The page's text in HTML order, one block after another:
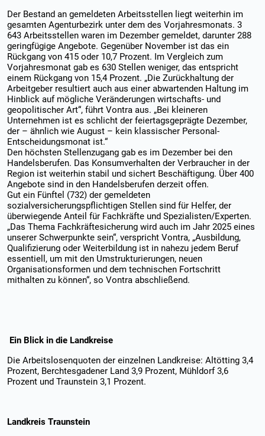
Der Bestand an gemeldeten Arbeitsstellen liegt weiterhin im
gesamten Agenturbezirk unter dem des Vorjahresmonats. 3
643 Arbeitsstellen waren im Dezember gemeldet, darunter 288
geringfügige Angebote. Gegenüber November ist das ein
Rückgang von 415 oder 10,7 Prozent. Im Vergleich zum
Vorjahresmonat gab es 630 Stellen weniger, das entspricht
einem Rückgang von 15,4 Prozent. „Die Zurückhaltung der
Arbeitgeber resultiert auch aus einer abwartenden Haltung im
Hinblick auf mögliche Veränderungen wirtschafts- und
geopolitischer Art“, führt Vontra aus. „Bei kleineren
Unternehmen ist es schlicht der feiertagsgeprägte Dezember,
der – ähnlich wie August – kein klassischer Personal-
Entscheidungsmonat ist.“
Den höchsten Stellenzugang gab es im Dezember bei den
Handelsberufen. Das Konsumverhalten der Verbraucher in der
Region ist weiterhin stabil und sichert Beschäftigung. Über 400
Angebote sind in den Handelsberufen derzeit offen.
Gut ein Fünftel (732) der gemeldeten
sozialversicherungspflichtigen Stellen sind für Helfer, der
überwiegende Anteil für Fachkräfte und Spezialisten/Experten.
„Das Thema Fachkräftesicherung wird auch im Jahr 2025 eines
unserer Schwerpunkte sein“, verspricht Vontra, „Ausbildung,
Qualifizierung oder Weiterbildung ist in nahezu jedem Beruf
essentiell, um mit den Umstrukturierungen, neuen
Organisationsformen und dem technischen Fortschritt
mithalten zu können“, so Vontra abschließend.
Ein Blick in die Landkreise
Die Arbeitslosenquoten der einzelnen Landkreise: Altötting 3,4
Prozent, Berchtesgadener Land 3,9 Prozent, Mühldorf 3,6
Prozent und Traunstein 3,1 Prozent.
Landkreis Traunstein